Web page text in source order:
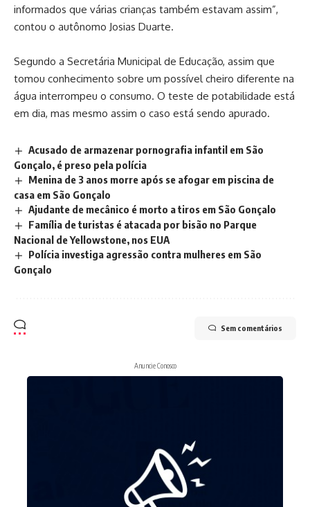
informados que várias crianças também estavam assim”,
contou o autônomo Josias Duarte.
Segundo a Secretária Municipal de Educação, assim que
tomou conhecimento sobre um possível cheiro diferente na
água interrompeu o consumo. O teste de potabilidade está
em dia, mas mesmo assim o caso está sendo apurado.
Acusado de armazenar pornografia infantil em São
Gonçalo, é preso pela polícia
Menina de 3 anos morre após se afogar em piscina de
casa em São Gonçalo
Ajudante de mecânico é morto a tiros em São Gonçalo
Família de turistas é atacada por bisão no Parque
Nacional de Yellowstone, nos EUA
Polícia investiga agressão contra mulheres em São
Gonçalo
Sem comentários
Anuncie Conosco